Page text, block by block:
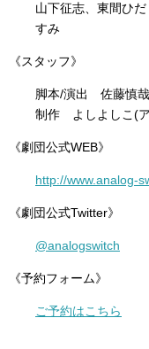
山下征志、東間ひ
すみ
《スタッフ》
脚本/演出 佐藤慎
制作 よしよしこ(
《劇団公式WEB》
http://www.analog-
《劇団公式Twitter》
@analogswitch
《予約フォーム》
ご予約はこちら